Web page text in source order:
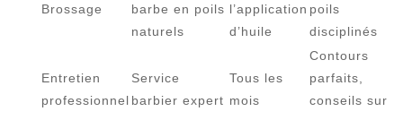
Brossage
barbe en poils
naturels
l’application
d’huile
poils
disciplinés
Entretien
professionnel
Service
barbier expert
Tous les
mois
Contours
parfaits,
conseils sur